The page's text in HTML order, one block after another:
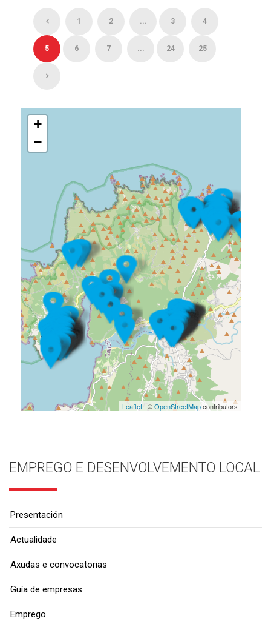
1 2 ... 3 4
5 6 7 ... 24 25
+
−
Leaflet| ©OpenStreetMapcontributors
EMPREGO E DESENVOLVEMENTO LOCAL
Presentación
Actualidade
Axudas e convocatorias
Guía de empresas
Emprego